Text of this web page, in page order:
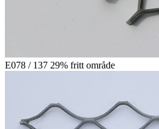
E078 / 137 29% fritt område